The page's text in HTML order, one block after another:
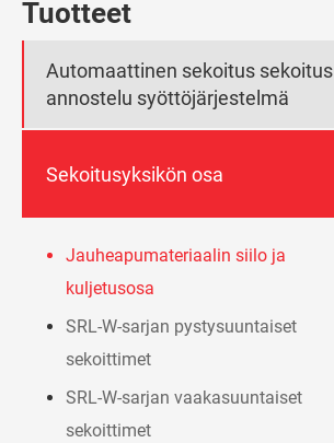
Tuotteet
Automaattinen sekoitus sekoitus
annostelu syöttöjärjestelmä
Sekoitusyksikön osa
Jauheapumateriaalin siilo ja
kuljetusosa
SRL-W-sarjan pystysuuntaiset
sekoittimet
SRL-W-sarjan vaakasuuntaiset
sekoittimet